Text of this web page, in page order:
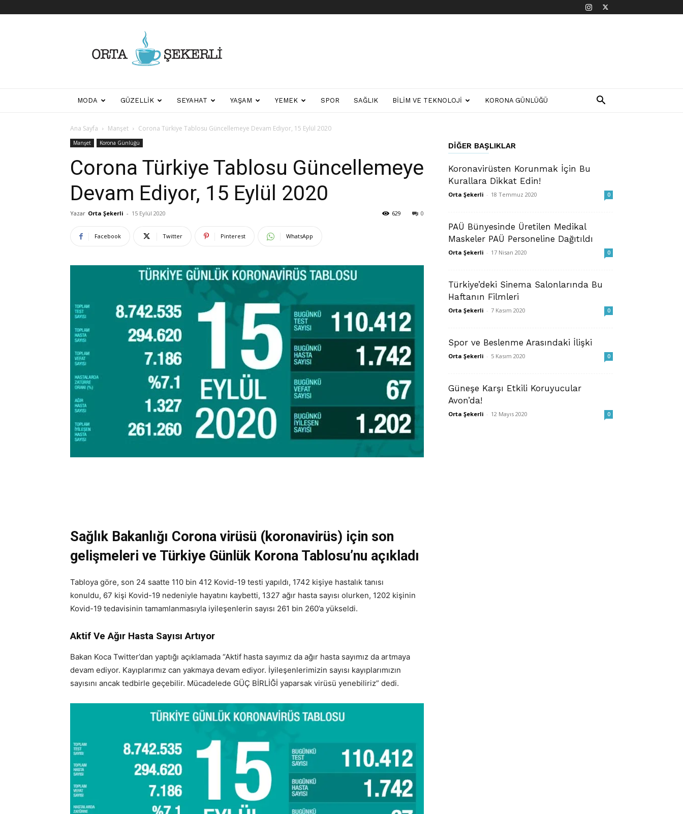
Biraz
Biraz
MODA GÜZELLIK SEYAHAT YAŞAM YEMEK SPOR SAĞLIK BILIM VE TEKNOLOJI KORONA GÜNLÜĞÜ
Ana Sayfa Manşet Corona Türkiye Tablosu Güncellemeye Devam Ediyor, 15 Eylül 2020
Manşet Korona Günlüğü
Corona Türkiye Tablosu Güncellemeye
Devam Ediyor, 15 Eylül 2020
Yazar Orta Şekerli - 15 Eylül 2020 0
629
Facebook Twitter Pinterest WhatsApp
Sağlık Bakanlığı Corona virüsü (koronavirüs) için son
gelişmeleri ve Türkiye Günlük Korona Tablosu’nu açıkladı
Tabloya göre, son 24 saatte 110 bin 412 Kovid-19 testi yapıldı, 1742 kişiye hastalık tanısı
konuldu, 67 kişi Kovid-19 nedeniyle hayatını kaybetti, 1327 ağır hasta sayısı olurken, 1202 kişinin
Kovid-19 tedavisinin tamamlanmasıyla iyileşenlerin sayısı 261 bin 260’a yükseldi.
Aktif Ve Ağır Hasta Sayısı Artıyor
Bakan Koca Twitter’dan yaptığı açıklamada “Aktif hasta sayımız da ağır hasta sayımız da artmaya
devam ediyor. Kayıplarımız can yakmaya devam ediyor. İyileşenlerimizin sayısı kayıplarımızın
sayısını ancak tedbirle geçebilir. Mücadelede GÜÇ BİRLİĞİ yaparsak virüsü yenebiliriz” dedi.
DIĞER BAŞLIKLAR
Koronavirüsten Korunmak İçin Bu
Kurallara Dikkat Edin!
Orta Şekerli - 18 Temmuz 2020 0
PAÜ Bünyesinde Üretilen Medikal
Maskeler PAÜ Personeline Dağıtıldı
Orta Şekerli - 17 Nisan 2020 0
Türkiye’deki Sinema Salonlarında Bu
Haftanın Filmleri
Orta Şekerli - 7 Kasım 2020 0
Spor ve Beslenme Arasındaki İlişki
Orta Şekerli - 5 Kasım 2020 0
​Güneşe Karşı Etkili Koruyucular
Avon’da!
Orta Şekerli - 12 Mayıs 2020 0